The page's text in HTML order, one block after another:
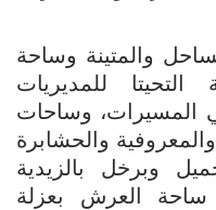
والمتينة وساحة
للمديريات
المسيرات، وساحات
والحشابرة
وبرخل بالزيدية
ساحة العرش بعزلة